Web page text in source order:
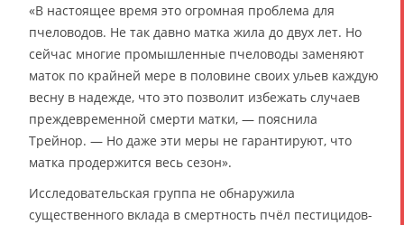
«В настоящее время это огромная проблема для
пчеловодов. Не так давно матка жила до двух лет. Но
сейчас многие промышленные пчеловоды заменяют
маток по крайней мере в половине своих ульев каждую
весну в надежде, что это позволит избежать случаев
преждевременной смерти матки, — пояснила
Трейнор. — Но даже эти меры не гарантируют, что
матка продержится весь сезон».
Исследовательская группа не обнаружила
существенного вклада в смертность пчёл пестицидов-